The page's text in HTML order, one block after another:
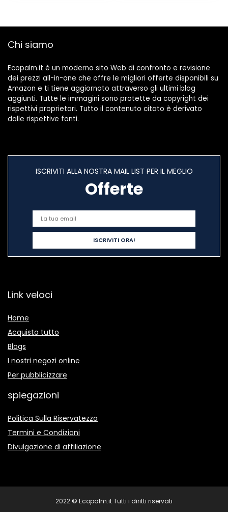
Chi siamo
Ecopalm.it è un moderno sito Web di confronto e revisione
dei prezzi all-in-one che offre le migliori offerte disponibili su
Amazon e ti tiene aggiornato attraverso gli ultimi blog
aggiunti. Tutte le immagini sono protette da copyright dei
rispettivi proprietari. Tutto il contenuto citato è derivato
dalle rispettive fonti.
ISCRIVITI ALLA NOSTRA MAIL LIST PER IL MEGLIO
Offerte
Link veloci
Home
Acquista tutto
Blogs
I nostri negozi online
Per pubblicizzare
spiegazioni
Politica Sulla Riservatezza
Termini e Condizioni
Divulgazione di affiliazione
2022 © Ecopalm.it Tutti i diritti riservati